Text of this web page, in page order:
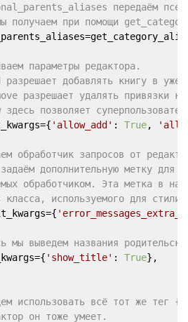
передаём
получаем при помощи
параметры редактора.
добавлять книгу в уже
разрешает удалять привязки
позволяет
'allow_add' : True,
обработчик запросов от
дополнительную метку для
обработчиком. Эта метка в
используемого для
мы выведем названия
'show_title' : True},
использовать всё тот же
он тоже умеет.